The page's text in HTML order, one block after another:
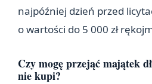
najpóźniej dzień przed
o wartości do 5 000 zł
Czy mogę przejąć majątek
nie kupi?